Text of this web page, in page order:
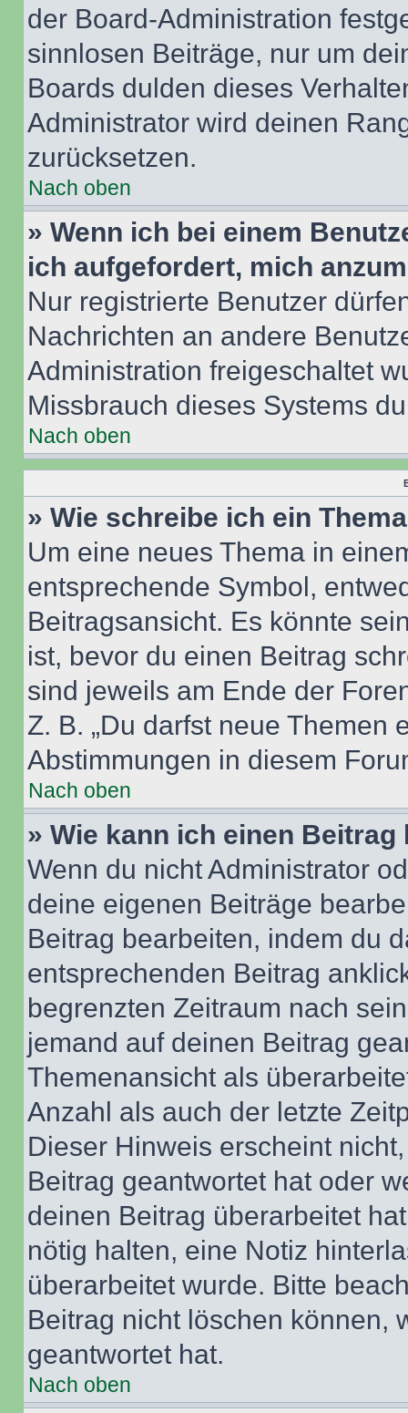
der Board-Administration
sinnlosen Beiträge, nur um
Boards dulden dieses
Administrator wird deinen
zurücksetzen.
Nach oben
» Wenn ich bei einem
ich aufgefordert, mich
Nur registrierte Benutzer
Nachrichten an andere
Administration freigeschaltet
Missbrauch dieses Systems
Nach oben
» Wie schreibe ich ein
Um eine neues Thema in
entsprechende Symbol,
Beitragsansicht. Es könnte
ist, bevor du einen Beitrag
sind jeweils am Ende der
Z. B. „Du darfst neue Themen
Abstimmungen in diesem
Nach oben
» Wie kann ich einen
Wenn du nicht Administrator
deine eigenen Beiträge
Beitrag bearbeiten, indem du
entsprechenden Beitrag
begrenzten Zeitraum nach
jemand auf deinen Beitrag
Themenansicht als
Anzahl als auch der letzte
Dieser Hinweis erscheint
Beitrag geantwortet hat oder
deinen Beitrag überarbeitet
nötig halten, eine Notiz
überarbeitet wurde. Bitte
Beitrag nicht löschen können,
geantwortet hat.
Nach oben